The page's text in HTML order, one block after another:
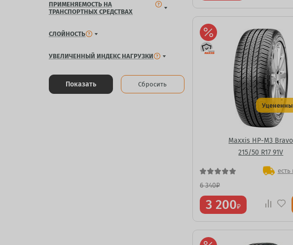
ПРИМЕНЯЕМОСТЬ НА
ТРАНСПОРТНЫХ СРЕДСТВАХ
СЛОЙНОСТЬ
УВЕЛИЧЕННЫЙ ИНДЕКС НАГРУЗКИ
Показать Сбросить
Maxxis HP-M3 Bravo
215/50 R17 91V
есть
6 340₽
3 200₽